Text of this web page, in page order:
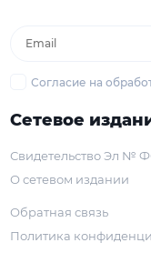
Согласие на
Сетевое
Свидетельство Эл №
О сетевом издании
Обратная связь
Политика